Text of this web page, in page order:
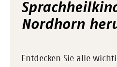
Nordhorn
Entdecken Sie alle